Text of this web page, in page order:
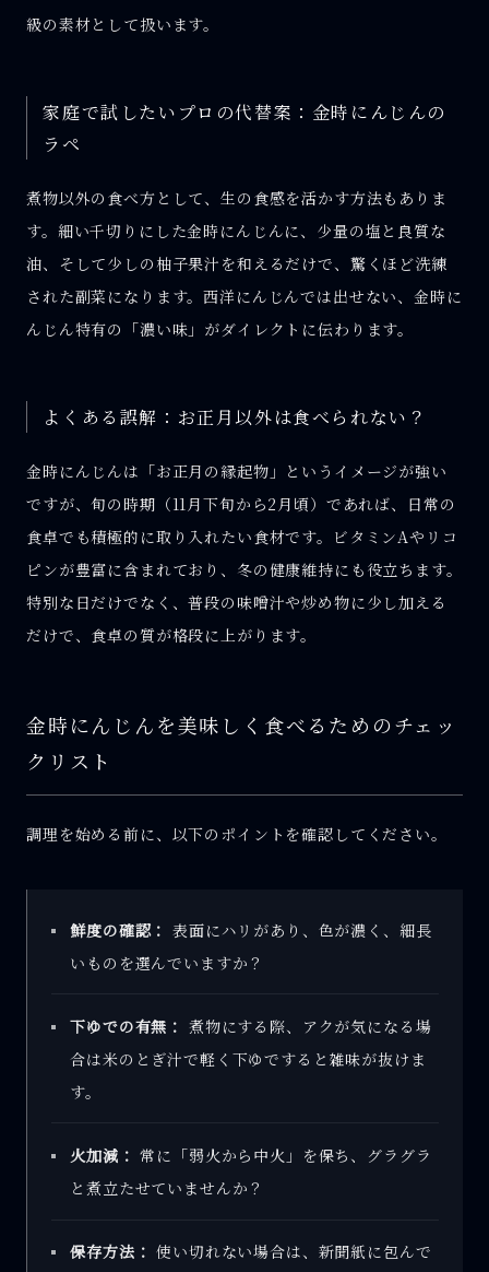
級の素材として扱います。
家庭で試したいプロの代替案：金時にんじんの
ラペ
煮物以外の食べ方として、生の食感を活かす方法もありま
す。細い千切りにした金時にんじんに、少量の塩と良質な
油、そして少しの柚子果汁を和えるだけで、驚くほど洗練
された副菜になります。西洋にんじんでは出せない、金時に
んじん特有の「濃い味」がダイレクトに伝わります。
よくある誤解：お正月以外は食べられない？
金時にんじんは「お正月の縁起物」というイメージが強い
ですが、旬の時期（11月下旬から2月頃）であれば、日常の
食卓でも積極的に取り入れたい食材です。ビタミンAやリコ
ピンが豊富に含まれており、冬の健康維持にも役立ちます。
特別な日だけでなく、普段の味噌汁や炒め物に少し加える
だけで、食卓の質が格段に上がります。
金時にんじんを美味しく食べるためのチェッ
クリスト
調理を始める前に、以下のポイントを確認してください。
鮮度の確認： 表面にハリがあり、色が濃く、細長
いものを選んでいますか？
下ゆでの有無： 煮物にする際、アクが気になる場
合は米のとぎ汁で軽く下ゆですると雑味が抜けま
す。
火加減： 常に「弱火から中火」を保ち、グラグラ
と煮立たせていませんか？
保存方法： 使い切れない場合は、新聞紙に包んで